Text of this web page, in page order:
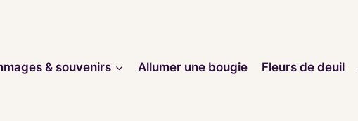
& souvenirs
Allumer une bougie Fleurs de deuil